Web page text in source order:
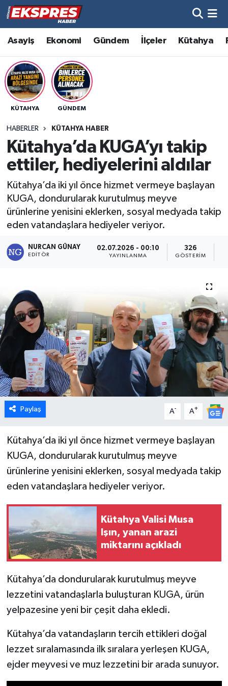
Asayiş Ekonomi Gündem İlçeler Kütahya
KÜTAHYA GÜNDEM
HABERLER KÜTAHYA HABER
Kütahya’da KUGA’yı takip
ettiler, hediyelerini aldılar
Kütahya’da iki yıl önce hizmet vermeye başlayan
KUGA, dondurularak kurutulmuş meyve
ürünlerine yenisini eklerken, sosyal medyada takip
eden vatandaşlara hediyeler veriyor.
NURCAN GÜNAY
EDITÖR
02.07.2026 - 00:10
YAYINLANMA
326
GÖSTERIM
Paylaş A- A+
Kütahya’da iki yıl önce hizmet vermeye başlayan
KUGA, dondurularak kurutulmuş meyve
ürünlerine yenisini eklerken, sosyal medyada takip
eden vatandaşlara hediyeler veriyor.
Kütahya Valisi Musa
Işın, yanan arazi
miktarını açıkladı
Kütahya’da dondurularak kurutulmuş meyve
lezzetini vatandaşlarla buluşturan KUGA, ürün
yelpazesine yeni bir çeşit daha ekledi.
Kütahya’da vatandaşların tercih ettikleri doğal
lezzet sıralamasında ilk sıralara yerleşen KUGA,
ejder meyvesi ve muz lezzetini bir arada sunuyor.
Altıntaş
Asayiş
Aslanapa
Bölge
Çavdarhisar
Domaniç
Dumlupınar
Dünya
Ekonomi
Emet
Foto Galeri
Gediz
Genel
Hisarcık
İlçeler
Köşe Yazıları
Kültür Sanat
Kütahya
Magazin
Otomobil
Pazarlar
Politika
Hava Durumu
Trafik Durumu
Süper Lig Puan Durumu ve Fikstür
Son Dakika Haberleri
Haber Arşivi